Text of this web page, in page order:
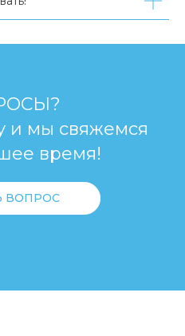
и мы свяжемся
время!
ВОПРОС